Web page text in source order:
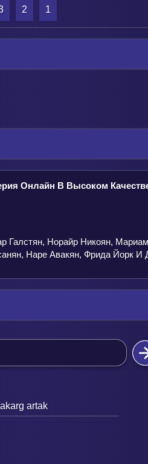
2 1
Онлайн В Высоком
Галстян, Норайр Никоян, Мариам
Наре Авакян, Фрида Йорк И
artak